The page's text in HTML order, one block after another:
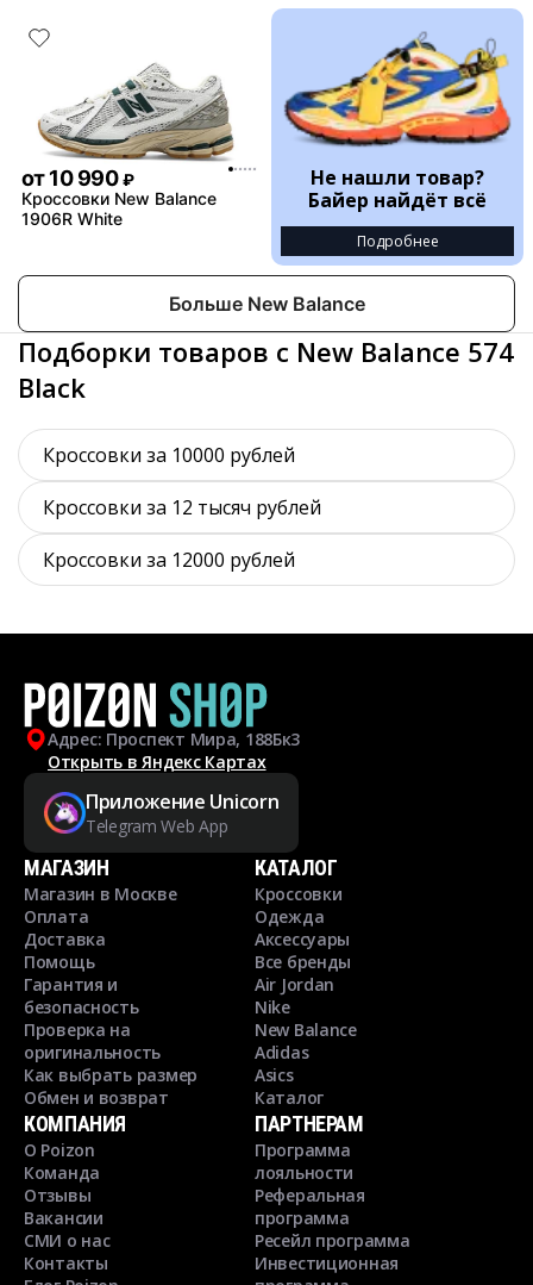
от10 990 ₽
Кроссовки New Balance
1906R White
Не нашли товар?
Байер найдёт всё
Подробнее
Больше New Balance
Подборки товаров с New Balance 574
Black
Кроссовки за 10000 рублей
Кроссовки за 12 тысяч рублей
Кроссовки за 12000 рублей
Адрес: Проспект Мира, 188Бк3
Открыть в Яндекс Картах
Приложение Unicorn
Telegram Web App
МАГАЗИН
Магазин в Москве
Оплата
Доставка
Помощь
Гарантия и
безопасность
Проверка на
оригинальность
Как выбрать размер
Обмен и возврат
КАТАЛОГ
Кроссовки
Одежда
Аксессуары
Все бренды
Air Jordan
Nike
New Balance
Adidas
Asics
Каталог
КОМПАНИЯ
О Poizon
Команда
Отзывы
Вакансии
СМИ о нас
Контакты
ПАРТНЕРАМ
Программа
лояльности
Реферальная
программа
Ресейл программа
Инвестиционная